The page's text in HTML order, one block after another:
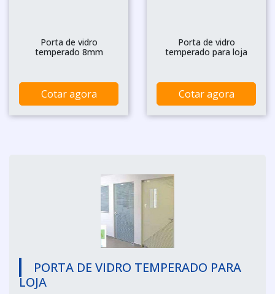
Porta de vidro
temperado 8mm
Cotar agora
Porta de vidro
temperado para loja
Cotar agora
PORTA DE VIDRO TEMPERADO PARA
LOJA